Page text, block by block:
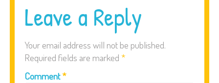
Leave a Reply
Your email address will not be published.
Required fields are marked *
Comment*